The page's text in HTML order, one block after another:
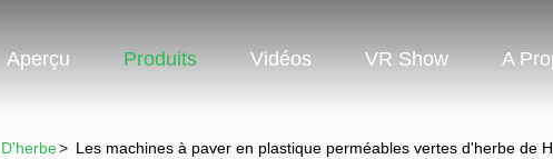
Aperçu Produits Vidéos VR Show A
> Les machines à paver en plastique perméables vertes d'herbe de